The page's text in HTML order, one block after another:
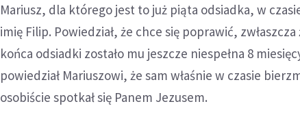
Mariusz, dla którego jest to już piąta odsiadka, w
imię Filip. Powiedział, że chce się poprawić,
końca odsiadki zostało mu jeszcze niespełna 8
powiedział Mariuszowi, że sam właśnie w czasie
osobiście spotkał się Panem Jezusem.